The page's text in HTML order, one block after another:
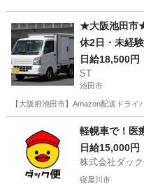
★大阪池田市
休2日・未経
日給18,500円
ST
池田市
【大阪府池田市】Amazon配送ドラ
ドライバー
軽幌車で！医
日給15,000円
株式会社ダッ
寝屋川市